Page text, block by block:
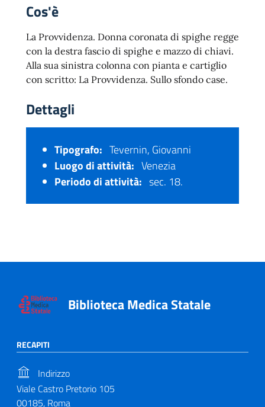
Cos'è
La Provvidenza. Donna coronata di spighe regge
con la destra fascio di spighe e mazzo di chiavi.
Alla sua sinistra colonna con pianta e cartiglio
con scritto: La Provvidenza. Sullo sfondo case.
Dettagli
Tipografo: Tevernin, Giovanni
Luogo di attività: Venezia
Periodo di attività: sec. 18.
Biblioteca Medica Statale
RECAPITI
Indirizzo
Viale Castro Pretorio 105
00185, Roma